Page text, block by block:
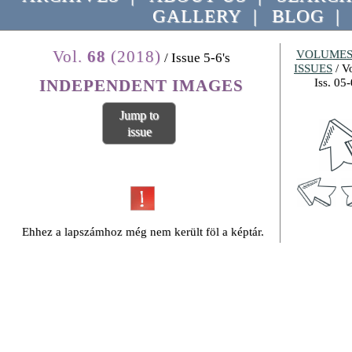
GALLERY | BLOG |
Vol. 68 (2018) / Issue 5-6's
INDEPENDENT IMAGES
Jump to
issue
Ehhez a lapszámhoz még nem került föl a képtár.
ISSUES /
Iss.